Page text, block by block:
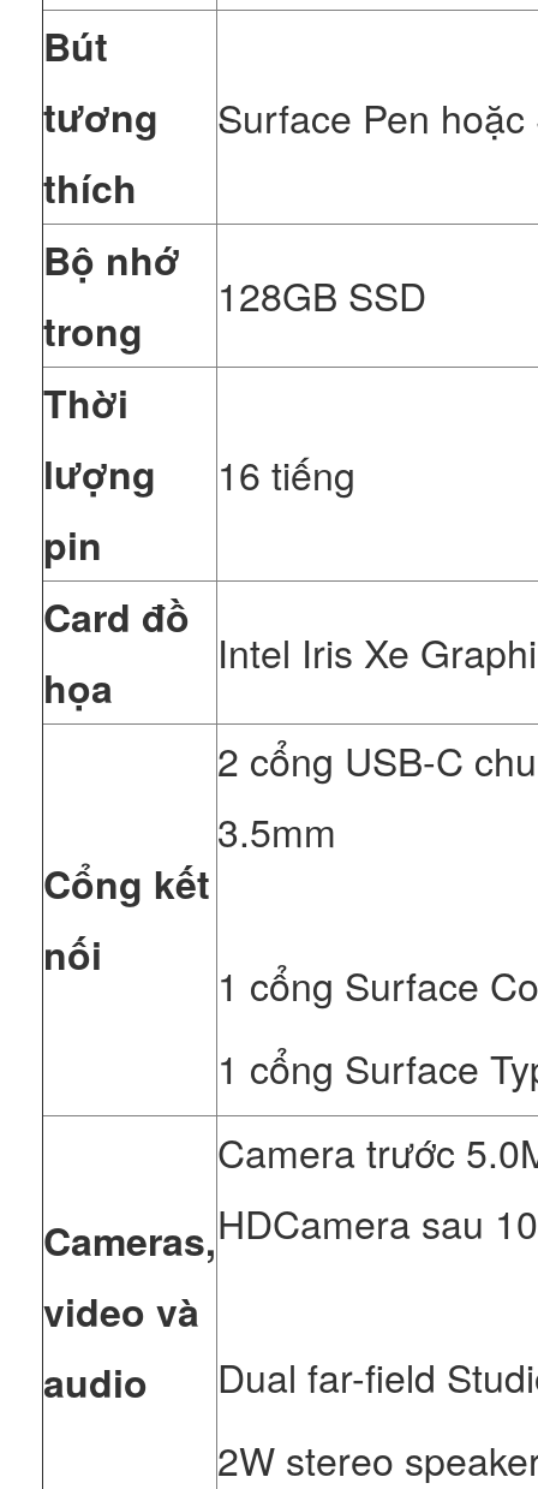
Bút
tương
thích
Surface Pen
Bộ nhớ
trong
128GB SSD
Thời
lượng
pin
16 tiếng
Card đồ
họa
Intel Iris Xe
Cổng kết
nối
2 cổng USB-C
3.5mm
1 cổng Surface
1 cổng Surface
Cameras,
video và
audio
Camera trước
HDCamera sau
Dual far-field
2W stereo